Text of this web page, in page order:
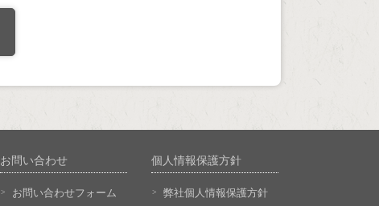
お問い合わせ
お問い合わせフォーム
個人情報保護方針
弊社個人情報保護方針